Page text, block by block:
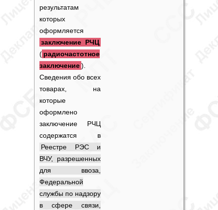
результатам
которых
оформляется
заключение РЧЦ
( радиочастотное
заключение).
Сведения обо всех
товарах, на
которые
оформлено
заключение РЧЦ
содержатся в
Реестре РЭС и
ВЧУ, разрешенных
для ввоза,
Федеральной
службы по надзору
в сфере связи,